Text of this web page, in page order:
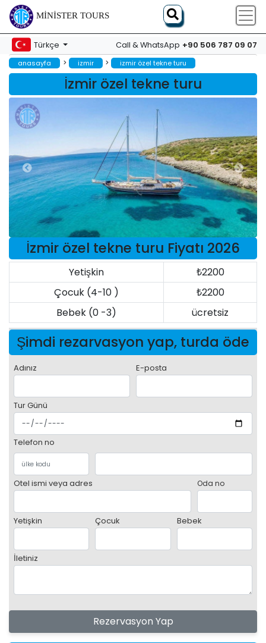
MINISTER TOURS
Türkçe Call & WhatsApp +90 506 787 09 07
anasayfa > i̇zmir > i̇zmir özel tekne turu
İzmir özel tekne turu
İzmir özel tekne turu Fiyatı 2026
Yetişkin
₺2200
Çocuk (4-10 )
₺2200
Bebek (0 -3)
ücretsiz
Şimdi rezarvasyon yap, turda öde
Adınız E-posta
Tur Günü
Telefon no
Otel ismi veya adres Oda no
Yetişkin Çocuk Bebek
İletiniz
Rezervasyon Yap